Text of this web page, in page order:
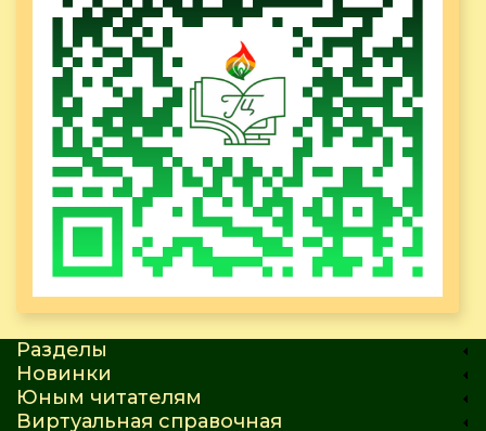
Разделы
Новинки
Юным читателям
Виртуальная справочная